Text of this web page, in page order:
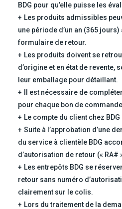
BDG pour qu’elle puisse les
Les produits admissibles
une période d’un an (365
formulaire de retour.
Les produits doivent se
d’origine et en état de revente,
leur emballage pour détaillant.
Il est nécessaire de
pour chaque bon de
Le compte du client chez
Suite à l’approbation d’une
du service à clientèle BDG
d’autorisation de retour (« RA#
Les entrepôts BDG se
retour sans numéro
clairement sur le colis.
Lors du traitement de la